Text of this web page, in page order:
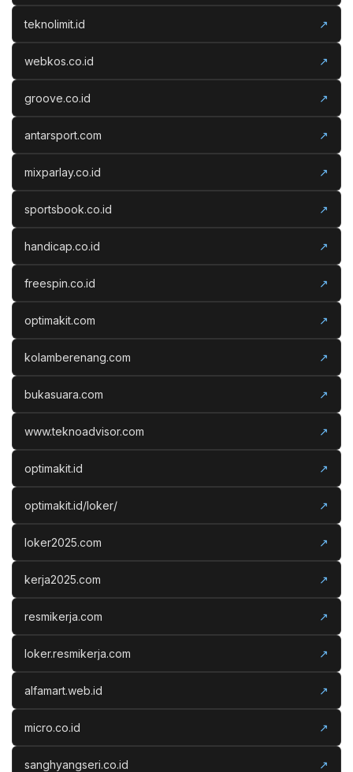
teknolimit.id ↗
webkos.co.id ↗
groove.co.id ↗
antarsport.com ↗
mixparlay.co.id ↗
sportsbook.co.id ↗
handicap.co.id ↗
freespin.co.id ↗
optimakit.com ↗
kolamberenang.com ↗
bukasuara.com ↗
www.teknoadvisor.com ↗
optimakit.id ↗
optimakit.id/loker/ ↗
loker2025.com ↗
kerja2025.com ↗
resmikerja.com ↗
loker.resmikerja.com ↗
alfamart.web.id ↗
micro.co.id ↗
sanghyangseri.co.id ↗